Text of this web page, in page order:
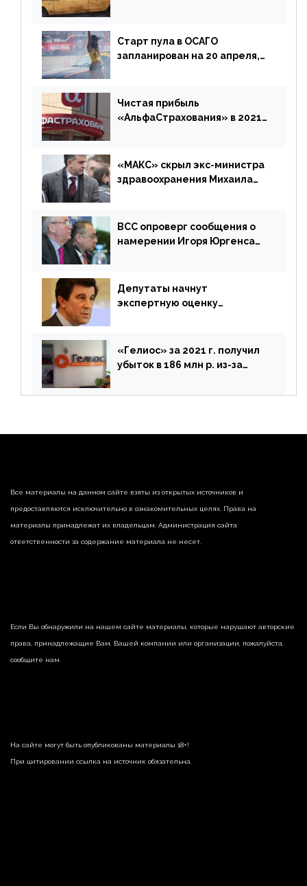
Старт пула в ОСАГО
запланирован на 20 апреля,
дублировать [дополнено]
Чистая прибыль
«АльфаСтрахования» в 2021
«МАКС» скрыл экс-министра
здравоохранения Михаила
ВСС опроверг сообщения о
намерении Игоря Юргенса
Депутаты начнут
экспертную оценку
«Гелиос» за 2021 г. получил
убыток в 186 млн р. из-за
реализации недвижимости
Все материалы на данном сайте взяты из открытых источников и
предоставляются исключительно в ознакомительных целях. Права на
материалы принадлежат их владельцам. Администрация сайта
ответственности за содержание материала не несет.
Если Вы обнаружили на нашем сайте материалы, которые нарушают авторские
права, принадлежащие Вам, Вашей компании или организации, пожалуйста,
сообщите нам.
На сайте могут быть опубликованы материалы 18+!
При цитировании ссылка на источник обязательна.